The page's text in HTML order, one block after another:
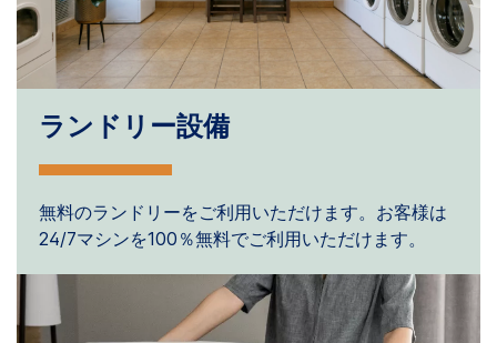
ランドリー設備
無料のランドリーをご利用いただけます。お客様は
24/7マシンを100％無料でご利用いただけます。